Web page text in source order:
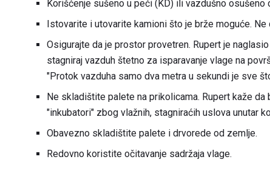
Korišćenje sušeno u peći (KD) ili vazdušno osušeno
Istovarite i utovarite kamioni što je brže moguće.
Osigurajte da je prostor provetren. Rupert je
stagniraj vazduh štetno za isparavanje vlage na
"Protok vazduha samo dva metra u sekundi je sve
Ne skladištite palete na prikolicama. Rupert kaže
"inkubatori" zbog vlažnih, stagniraćih uslova unutar
Obavezno skladištite palete i drvorede od zemlje.
Redovno koristite očitavanje sadržaja vlage.